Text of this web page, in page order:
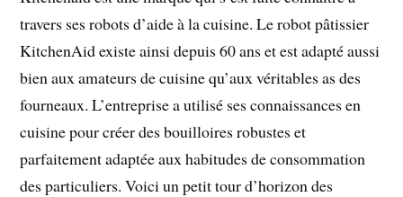
travers ses robots d’aide à la cuisine. Le robot pâtissier
KitchenAid existe ainsi depuis 60 ans et est adapté aussi
bien aux amateurs de cuisine qu’aux véritables as des
fourneaux. L’entreprise a utilisé ses connaissances en
cuisine pour créer des bouilloires robustes et
parfaitement adaptée aux habitudes de consommation
des particuliers. Voici un petit tour d’horizon des